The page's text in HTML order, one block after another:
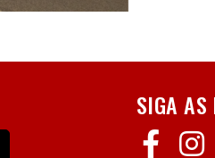
SIGA AS